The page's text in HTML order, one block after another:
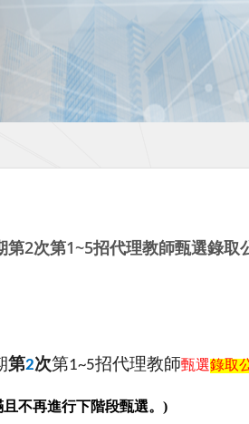
2次第1~5招代理教師甄選錄
第2次第1~5招代理教師甄選錄取
不再進行下階段甄選。)